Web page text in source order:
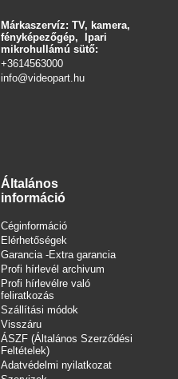
Márkaszervíz: TV, kamera,
fényképezőgép, Ipari
mikrohullámú sütő:
+3614563000
info@videopart.hu
Általános
információ
Céginformáció
Elérhetőségek
Garancia -Extra garancia
Profi hírlevél archivum
Profi hírlevélre való
feliratkozás
Szállítási módok
Visszáru
ÁSZF (Általános Szerződési
Feltételek)
Adatvédelmi nyilatkozat